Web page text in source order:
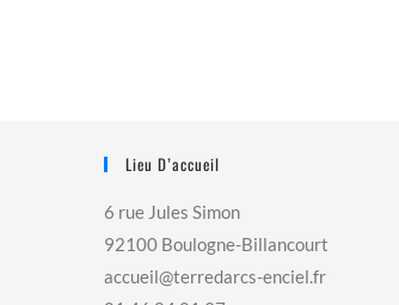
Lieu D’accueil
6 rue Jules Simon
92100 Boulogne-Billancourt
accueil@terredarcs-enciel.fr